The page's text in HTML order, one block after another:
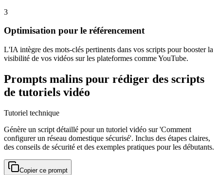
3
Optimisation pour le référencement
L'IA intègre des mots-clés pertinents dans vos scripts pour booster la
visibilité de vos vidéos sur les plateformes comme YouTube.
Prompts malins pour rédiger des scripts
de tutoriels vidéo
Tutoriel technique
Génère un script détaillé pour un tutoriel vidéo sur 'Comment
configurer un réseau domestique sécurisé'. Inclus des étapes claires,
des conseils de sécurité et des exemples pratiques pour les débutants.
Copier ce prompt